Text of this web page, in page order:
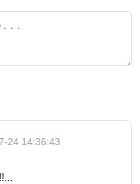
24 14:36:43